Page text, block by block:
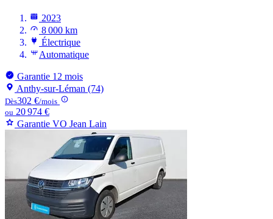
2023
8 000 km
Électrique
Automatique
Garantie 12 mois
Anthy-sur-Léman (74)
Dès302 €/mois
ou 20 974 €
Garantie VO Jean Lain